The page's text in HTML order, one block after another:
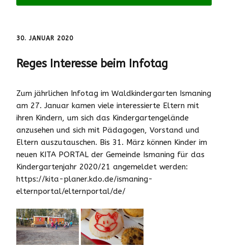
30. JANUAR 2020
Reges Interesse beim Infotag
Zum jährlichen Infotag im Waldkindergarten Ismaning
am 27. Januar kamen viele interessierte Eltern mit
ihren Kindern, um sich das Kindergartengelände
anzusehen und sich mit Pädagogen, Vorstand und
Eltern auszutauschen. Bis 31. März können Kinder im
neuen KITA PORTAL der Gemeinde Ismaning für das
Kindergartenjahr 2020/21 angemeldet werden:
https://kita-planer.kdo.de/ismaning-
elternportal/elternportal/de/